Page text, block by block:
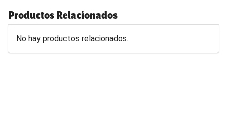
Productos Relacionados
No hay productos relacionados.